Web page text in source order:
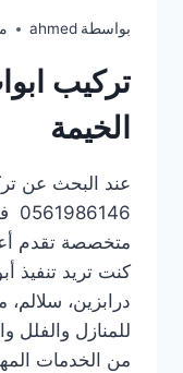
بواسطة ahmed
تركيب
الخيمة
عند البحث عن
متخصصة تقدم
كنت تريد تنفيذ
درابزين،
للمنازل والفلل
من الخدمات